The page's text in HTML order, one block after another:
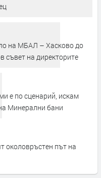
на МБАЛ – Хасково до
съвет на директорите
е по сценарий, искам
Минерални бани
околовръстен път на